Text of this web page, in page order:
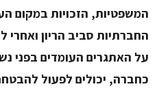
המשפטיות, הזכויות במקום
החברתיות סביב הריון ואחרי
על האתגרים העומדים בפני
כחברה, יכולים לפעול